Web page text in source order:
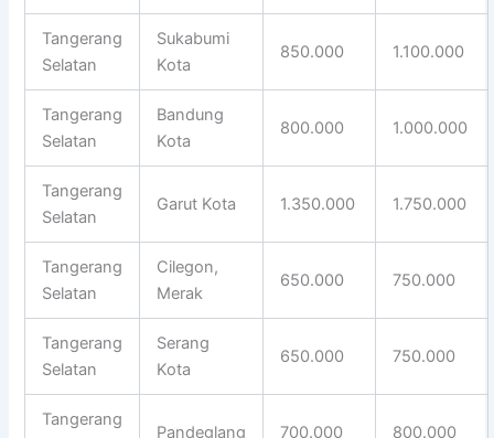
Tangerang
Selatan
Sukabumi
Kota
850.000 1.100.000
Tangerang
Selatan
Bandung
Kota
800.000 1.000.000
Tangerang
Selatan
Garut Kota 1.350.000 1.750.000
Tangerang
Selatan
Cilegon,
Merak
650.000 750.000
Tangerang
Selatan
Serang
Kota
650.000 750.000
Tangerang
Pandeglang 700.000 800.000